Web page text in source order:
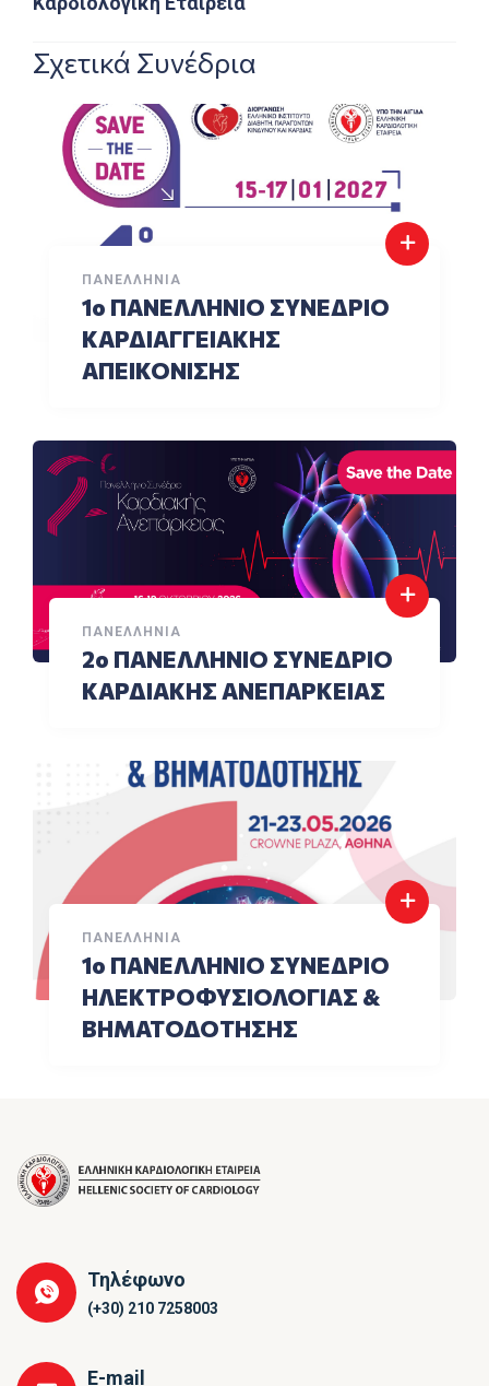
Σχετικά Συνέδρια
ΠΑΝΕΛΛΉΝΙΑ
1o ΠΑΝΕΛΛΗΝΙΟ ΣΥΝΕΔΡΙΟ
ΚΑΡΔΙΑΓΓΕΙΑΚΗΣ
ΑΠΕΙΚΟΝΙΣΗΣ
ΠΑΝΕΛΛΉΝΙΑ
2ο ΠΑΝΕΛΛΗΝΙΟ ΣΥΝΕΔΡΙΟ
ΚΑΡΔΙΑΚΗΣ ΑΝΕΠΑΡΚΕΙΑΣ
ΠΑΝΕΛΛΉΝΙΑ
1ο ΠΑΝΕΛΛΗΝΙΟ ΣΥΝΕΔΡΙΟ
ΗΛΕΚΤΡΟΦΥΣΙΟΛΟΓΙΑΣ &
ΒΗΜΑΤΟΔΟΤΗΣΗΣ
Τηλέφωνο
(+30) 210 7258003
E-mail